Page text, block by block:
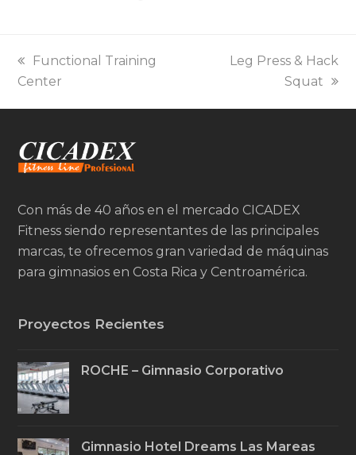
previous
post:
Functional Training
Center
next
Leg Press & Hack
Squat
Con más de 40 años en el mercado CICADEX
Fitness siendo representantes de las principales
marcas, te ofrecemos gran variedad de máquinas
para gimnasios en Costa Rica y Centroamérica.
Proyectos Recientes
ROCHE – Gimnasio Corporativo
Gimnasio Hotel Dreams Las Mareas